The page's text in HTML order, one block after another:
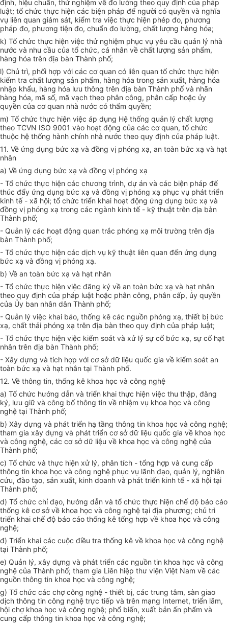
định, hiệu chuẩn, thử nghiệm về đo lường theo quy định của pháp
luật; tổ chức thực hiện các biện pháp để người có quyền và nghĩa
vụ liên quan giám sát, kiểm tra việc thực hiện phép đo, phương
pháp đo, phương tiện đo, chuẩn đo lường, chất lượng hàng hóa;
k) Tổ chức thực hiện việc thử nghiệm phục vụ yêu cầu quản lý nhà
nước và nhu cầu của tổ chức, cá nhân về chất lượng sản phẩm,
hàng hóa trên địa bàn Thành phố;
l) Chủ trì, phối hợp với các cơ quan có liên quan tổ chức thực hiện
kiểm tra chất lượng sản phẩm, hàng hóa trong sản xuất, hàng hóa
nhập khẩu, hàng hóa lưu thông trên địa bàn Thành phố và nhãn
hàng hóa, mã số, mã vạch theo phân công, phân cấp hoặc ủy
quyền của cơ quan nhà nước có thẩm quyền;
m) Tổ chức thực hiện việc áp dụng Hệ thống quản lý chất lượng
theo TCVN ISO 9001 vào hoạt động của các cơ quan, tổ chức
thuộc hệ thống hành chính nhà nước theo quy định của pháp luật.
11. Về ứng dụng bức xạ và đồng vị phóng xạ, an toàn bức xạ và hạt
nhân
a) Về ứng dụng bức xạ và đồng vị phóng xạ
- Tổ chức thực hiện các chương trình, dự án và các biện pháp để
thúc đẩy ứng dụng bức xạ và đồng vị phóng xạ phục vụ phát triển
kinh tế - xã hội; tổ chức triển khai hoạt động ứng dụng bức xạ và
đồng vị phóng xạ trong các ngành kinh tế - kỹ thuật trên địa bàn
Thành phố;
- Quản lý các hoạt động quan trắc phóng xạ môi trường trên địa
bàn Thành phố;
- Tổ chức thực hiện các dịch vụ kỹ thuật liên quan đến ứng dụng
bức xạ và đồng vị phóng xạ.
b) Về an toàn bức xạ và hạt nhân
- Tổ chức thực hiện việc đăng ký về an toàn bức xạ và hạt nhân
theo quy định của pháp luật hoặc phân công, phân cấp, ủy quyền
của Ủy ban nhân dân Thành phố;
- Quản lý việc khai báo, thống kê các nguồn phóng xạ, thiết bị bức
xạ, chất thải phóng xạ trên địa bàn theo quy định của pháp luật;
- Tổ chức thực hiện việc kiểm soát và xử lý sự cố bức xạ, sự cố hạt
nhân trên địa bàn Thành phố;
- Xây dựng và tích hợp với cơ sở dữ liệu quốc gia về kiểm soát an
toàn bức xạ và hạt nhân tại Thành phố.
12. Về thông tin, thống kê khoa học và công nghệ
a) Tổ chức hướng dẫn và triển khai thực hiện việc thu thập, đăng
ký, lưu giữ và công bố thông tin về nhiệm vụ khoa học và công
nghệ tại Thành phố;
b) Xây dựng và phát triển hạ tầng thông tin khoa học và công nghệ;
tham gia xây dựng và phát triển cơ sở dữ liệu quốc gia về khoa học
và công nghệ, các cơ sở dữ liệu về khoa học và công nghệ của
Thành phố;
c) Tổ chức và thực hiện xử lý, phân tích - tổng hợp và cung cấp
thông tin khoa học và công nghệ phục vụ lãnh đạo, quản lý, nghiên
cứu, đào tạo, sản xuất, kinh doanh và phát triển kinh tế - xã hội tại
Thành phố;
d) Tổ chức chỉđạo, hướng dẫn và tổ chức thực hiện chế độ báo cáo
thống kê cơ sở về khoa học và công nghệ tại địa phương; chủ trì
triển khai chế độ báo cáo thống kê tổng hợp về khoa học và công
nghệ;
đ) Triển khai các cuộc điều tra thống kê về khoa học và công nghệ
tại Thành phố;
e) Quản lý, xây dựng và phát triển các nguồn tin khoa học và công
nghệ của Thành phố; tham gia Liên hiệp thư viện Việt Nam về các
nguồn thông tin khoa học và công nghệ;
g) Tổ chức các chợ công nghệ - thiết bị, các trung tâm, sàn giao
dịch thông tin công nghệ trực tiếp và trên mạng Internet, triển lãm,
hội chợ khoa học và công nghệ; phổ biến, xuất bản ấn phẩm và
cung cấp thông tin khoa học và công nghệ;